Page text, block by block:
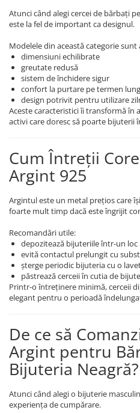
Atunci când alegi cercei de bărbați
este la fel de important ca designul.
Modelele din această categorie
dimensiuni echilibrate
greutate redusă
sistem de închidere sigur
confort la purtare pe termen lung
design potrivit pentru utilizare
Aceste caracteristici îi transformă în
activi care doresc să poarte bijuterii
Cum Întreții
Argint 925
Argintul este un metal prețios care
foarte mult timp dacă este îngrijit
Recomandări utile:
depozitează bijuteriile într-un loc
evită contactul prelungit cu
șterge periodic bijuteria cu o
păstrează cerceii în cutia de
Printr-o întreținere minimă, cerceii
elegant pentru o perioadă
De ce să
Argint pentru
Bijuteria Neagră?
Atunci când alegi o bijuterie
experiența de cumpărare.